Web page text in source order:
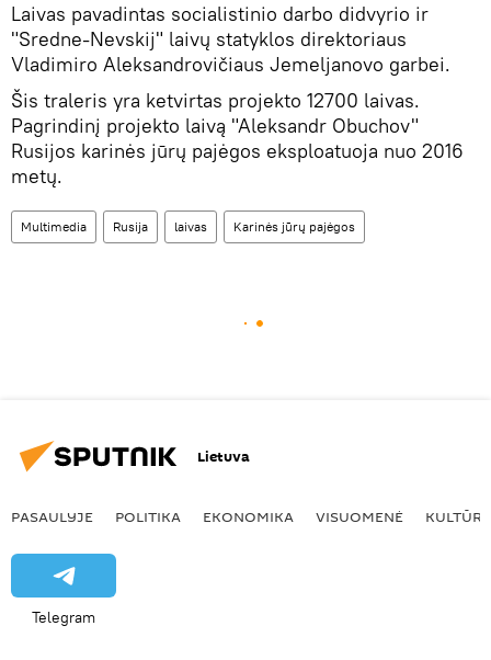
Laivas pavadintas socialistinio darbo didvyrio ir
"Sredne-Nevskij" laivų statyklos direktoriaus
Vladimiro Aleksandrovičiaus Jemeljanovo garbei.
Šis traleris yra ketvirtas projekto 12700 laivas.
Pagrindinį projekto laivą "Aleksandr Obuchov"
Rusijos karinės jūrų pajėgos eksploatuoja nuo 2016
metų.
Multimedia Rusija laivas Karinės jūrų pajėgos
Lietuva
PASAULYJE POLITIKA EKONOMIKA VISUOMENĖ KULTŪRA
Telegram